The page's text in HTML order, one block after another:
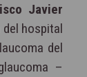
Javier
hospital
del
–